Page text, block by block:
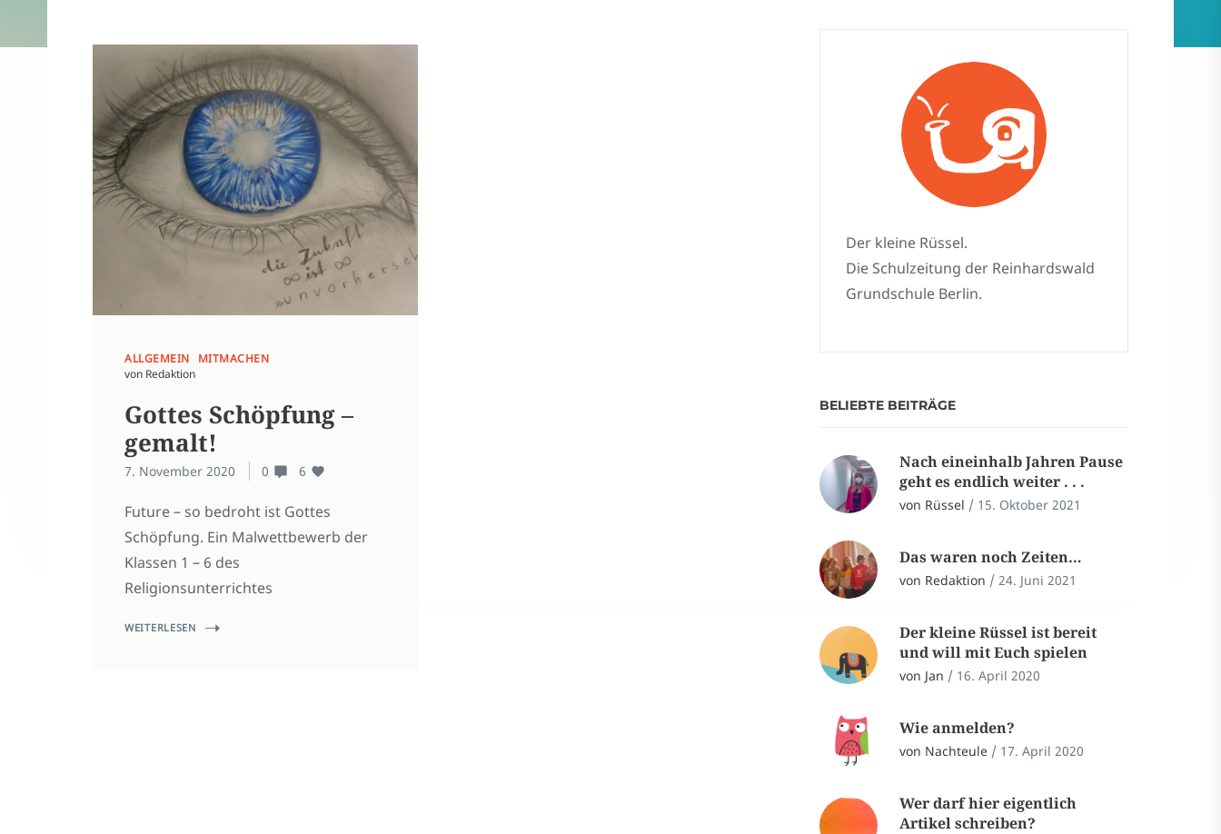
ALLGEMEIN
MITMACHEN
von Redaktion
Gottes Schöpfung –
gemalt!
7. November 2020 0 6
Future – so bedroht ist Gottes
Schöpfung. Ein Malwettbewerb der
Klassen 1 – 6 des
Religionsunterrichtes
WEITERLESEN
Der kleine Rüssel.
Die Schulzeitung der Reinhardswald
Grundschule Berlin.
BELIEBTE BEITRÄGE
Nach eineinhalb Jahren Pause
geht es endlich weiter . . .
von Rüssel / 15. Oktober 2021
Das waren noch Zeiten…
von Redaktion / 24. Juni 2021
Der kleine Rüssel ist bereit
und will mit Euch spielen
von Jan / 16. April 2020
Wie anmelden?
von Nachteule / 17. April 2020
Wer darf hier eigentlich
Artikel schreiben?